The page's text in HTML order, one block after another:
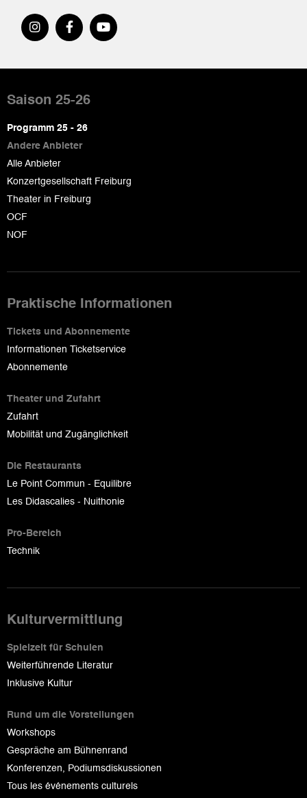
de
page
Saison 25-26
Programm 25 - 26
Andere Anbieter
Alle Anbieter
Konzertgesellschaft Freiburg
Theater in Freiburg
OCF
NOF
Praktische Informationen
Tickets und Abonnemente
Informationen Ticketservice
Abonnemente
Theater und Zufahrt
Zufahrt
Mobilität und Zugänglichkeit
Die Restaurants
Le Point Commun - Equilibre
Les Didascalies - Nuithonie
Pro-Bereich
Technik
Kulturvermittlung
Spielzeit für Schulen
Weiterführende Literatur
Inklusive Kultur
Rund um die Vorstellungen
Workshops
Gespräche am Bühnenrand
Konferenzen, Podiumsdiskussionen
Tous les événements culturels